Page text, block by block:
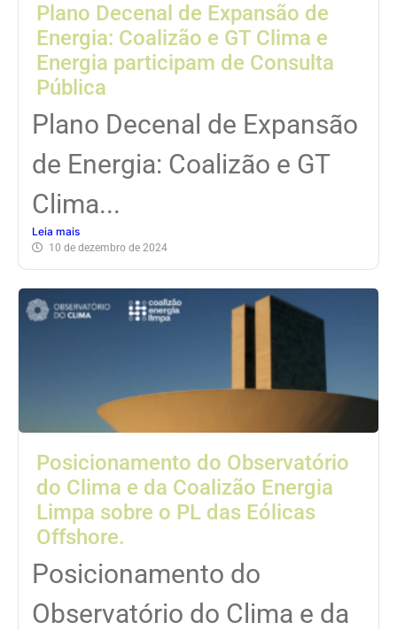
Plano Decenal de Expansão de
Energia: Coalizão e GT Clima e
Energia participam de Consulta
Pública
Plano Decenal de Expansão
de Energia: Coalizão e GT
Clima...
Leia mais
10 de dezembro de 2024
Posicionamento do Observatório
do Clima e da Coalizão Energia
Limpa sobre o PL das Eólicas
Offshore.
Posicionamento do
Observatório do Clima e da